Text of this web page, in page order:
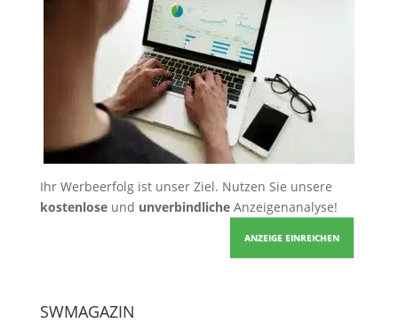
Ihr Werbeerfolg ist unser Ziel. Nutzen Sie unsere
kostenloseund unverbindlicheAnzeigenanalyse!
ANZEIGE EINREICHEN
SWMAGAZIN